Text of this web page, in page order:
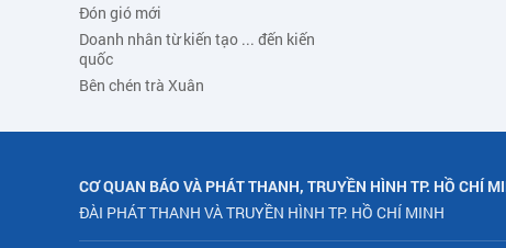
Đón gió mới
Doanh nhân từ kiến tạo ... đến kiến
quốc
Bên chén trà Xuân
CƠ QUAN BÁO VÀ PHÁT THANH, TRUYỀN HÌNH TP. HỒ CHÍ
ĐÀI PHÁT THANH VÀ TRUYỀN HÌNH TP. HỒ CHÍ MINH